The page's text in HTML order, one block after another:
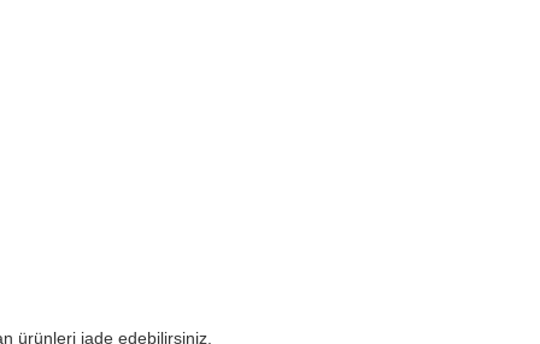
ürünleri iade edebilirsiniz.